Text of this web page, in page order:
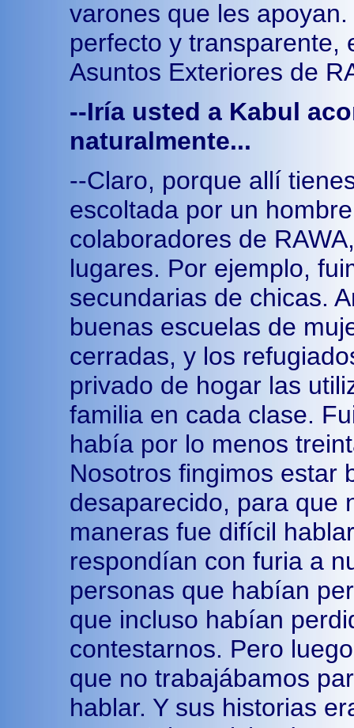
varones que les
perfecto y transparente,
Asuntos Exteriores de
--Iría usted a Kabul
naturalmente...
--Claro, porque allí
escoltada por un
colaboradores de
lugares. Por ejemplo,
secundarias de chicas.
buenas escuelas de
cerradas, y los
privado de hogar las
familia en cada clase.
había por lo menos
Nosotros fingimos estar
desaparecido, para que
maneras fue difícil
respondían con furia a
personas que habían
que incluso habían
contestarnos. Pero
que no trabajábamos
hablar. Y sus historias